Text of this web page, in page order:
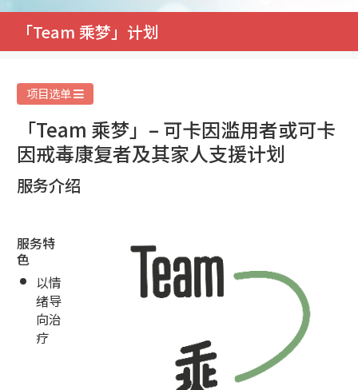
「Team 乘梦」计划
项目选单
「Team 乘梦」– 可卡因滥用者或可卡
因戒毒康复者及其家人支援计划
服务介绍
服务特
色
以情
绪导
向治
疗